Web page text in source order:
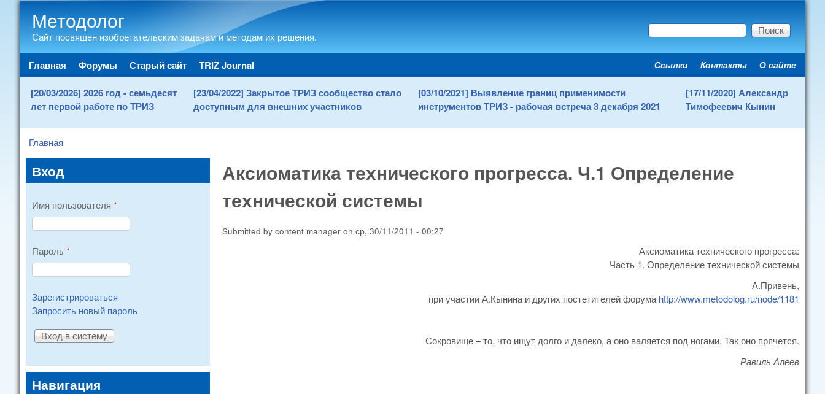
Методолог
Сайт посвящен изобретательским задачам и методам их решения. Форма поиска
Поиск
Main menu
Главная Форумы Старый сайт TRIZ Journal Secondary menu
Ссылки Контакты О сайте
[20/03/2026] 2026 год - семьдесят
лет первой работе по ТРИЗ
[23/04/2022] Закрытое ТРИЗ сообщество стало
доступным для внешних участников
[03/10/2021] Выявление границ применимости
инструментов ТРИЗ - рабочая встреча 3 декабря 2021
[17/11/2020] Александр
Тимофеевич Кынин
You are here
Главная
Аксиоматика технического прогресса. Ч.1 Определение
технической системы
Submitted by content manager on ср, 30/11/2011 - 00:27
Аксиоматика технического прогресса:
Часть 1. Определение технической системы
А.Привень,
при участии А.Кынина и других постетителей форума http://www.metodolog.ru/node/1181
Сокровище – то, что ищут долго и далеко, а оно валяется под ногами. Так оно прячется.
Равиль Алеев
Вход
Имя пользователя *
Пароль *
Зарегистрироваться
Запросить новый пароль
Навигация